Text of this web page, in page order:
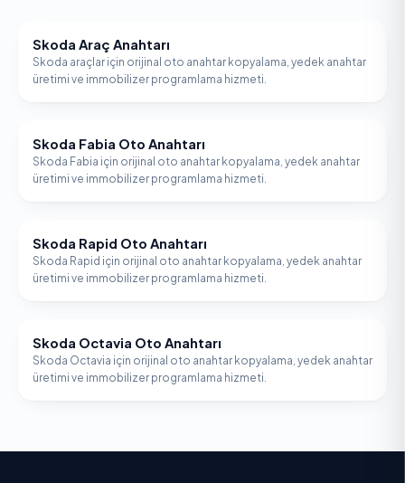
SKODA
Skoda Araç Anahtarı
Skoda araçlar için orijinal oto anahtar kopyalama, yedek anahtar
üretimi ve immobilizer programlama hizmeti.
SKODA
Skoda Fabia Oto Anahtarı
Skoda Fabia için orijinal oto anahtar kopyalama, yedek anahtar
üretimi ve immobilizer programlama hizmeti.
SKODA
Skoda Rapid Oto Anahtarı
Skoda Rapid için orijinal oto anahtar kopyalama, yedek anahtar
üretimi ve immobilizer programlama hizmeti.
SKODA
Skoda Octavia Oto Anahtarı
Skoda Octavia için orijinal oto anahtar kopyalama, yedek anahtar
üretimi ve immobilizer programlama hizmeti.